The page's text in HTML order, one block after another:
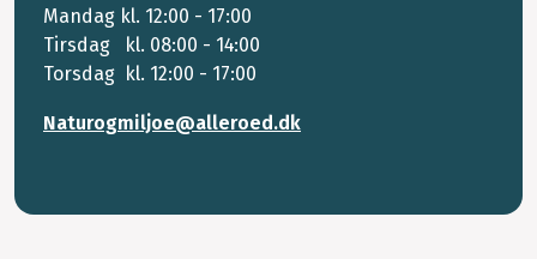
Mandag kl. 12:00 - 17:00
Tirsdag kl. 08:00 - 14:00
Torsdag kl. 12:00 - 17:00
Naturogmiljoe@alleroed.dk